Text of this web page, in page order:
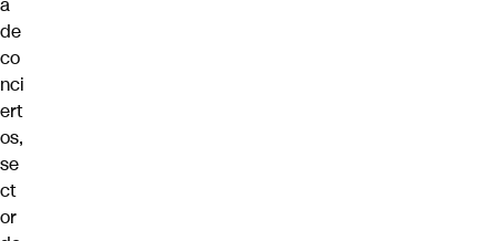
de
co
nci
ert
os,
se
ct
or